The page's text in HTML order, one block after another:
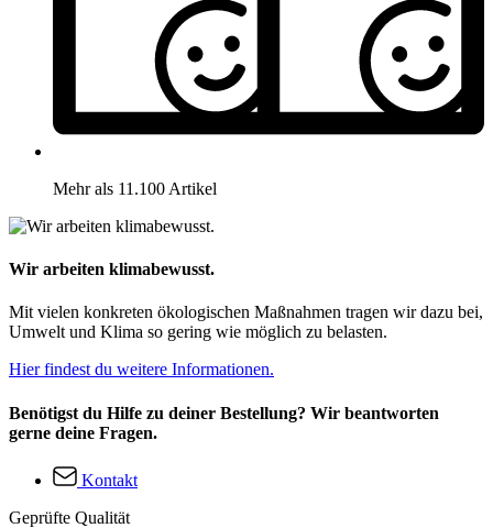
Mehr als 11.100 Artikel
Wir arbeiten klimabewusst.
Mit vielen konkreten ökologischen Maßnahmen tragen wir dazu bei,
Umwelt und Klima so gering wie möglich zu belasten.
Hier findest du weitere Informationen.
Benötigst du Hilfe zu deiner Bestellung? Wir beantworten
gerne deine Fragen.
Kontakt
Geprüfte Qualität